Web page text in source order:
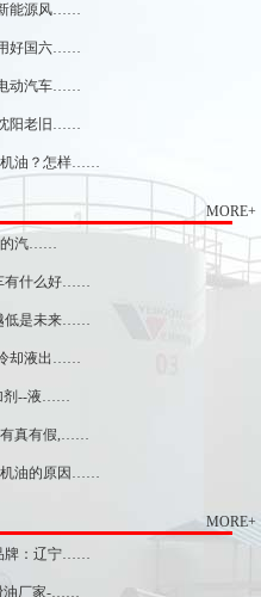
能源风……
好国六……
动汽车……
阳老旧……
油？怎样……
MORE+
的汽……
有什么好……
低是未来……
却液出……
剂--液……
真有假,……
油的原因……
MORE+
牌：辽宁……
油厂家-……